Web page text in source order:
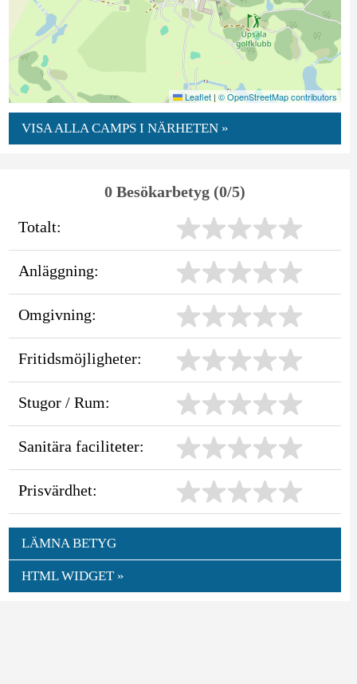
Leaflet | © OpenStreetMap contributors
VISA ALLA CAMPS I NÄRHETEN »
0 Besökarbetyg (0/5)
Totalt:
Anläggning:
Omgivning:
Fritidsmöjligheter:
Stugor / Rum:
Sanitära faciliteter:
Prisvärdhet:
LÄMNA BETYG
HTML WIDGET »